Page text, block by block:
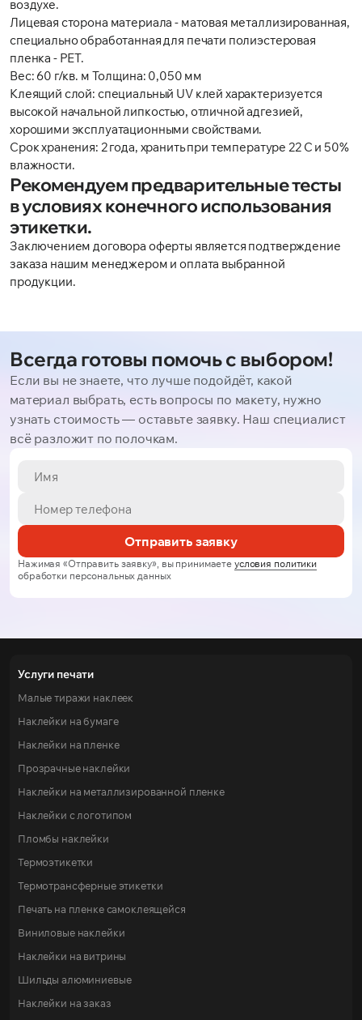
воздухе.
Лицевая сторона материала - матовая металлизированная,
специально обработанная для печати полиэстеровая
пленка - PET.
Вес: 60 г/кв. м Толщина: 0,050 мм
Клеящий слой: специальный UV клей характеризуется
высокой начальной липкостью, отличной адгезией,
хорошими эксплуатационными свойствами.
Срок хранения: 2 года, хранить при температуре 22 С и 50%
влажности.
Рекомендуем предварительные тесты
в условиях конечного использования
этикетки.
Заключением договора оферты является подтверждение
заказа нашим менеджером и оплата выбранной
продукции.
Всегда готовы помочь с выбором!
Если вы не знаете, что лучше подойдёт, какой
материал выбрать, есть вопросы по макету, нужно
узнать стоимость — оставьте заявку. Наш специалист
всё разложит по полочкам.
Отправить заявку
Нажимая «Отправить заявку», вы принимаете условия политики
обработки персональных данных
Услуги печати
Малые тиражи наклеек
Наклейки на бумаге
Наклейки на пленке
Прозрачные наклейки
Наклейки на металлизированной пленке
Наклейки с логотипом
Пломбы наклейки
Термоэтикетки
Термотрансферные этикетки
Печать на пленке самоклеящейся
Виниловые наклейки
Наклейки на витрины
Шильды алюминиевые
Наклейки на заказ